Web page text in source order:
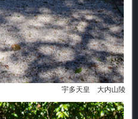
宇多天皇 大内山陵